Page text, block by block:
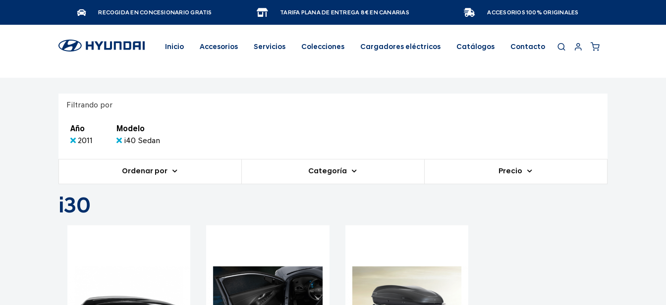
RECOGIDA EN CONCESIONARIO GRATIS TARIFA PLANA DE ENTREGA 8€ EN CANARIAS ACCESORIOS 100% ORIGINALES
Inicio Accesorios Servicios Colecciones Cargadores eléctricos Catálogos Contacto
Filtrando por
Año
2011
Modelo
i40 Sedan
Ordenar por Categoría Precio
i30